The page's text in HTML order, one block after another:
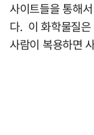
사이트들을 통해
다. 이 화학물질
사람이 복용하면